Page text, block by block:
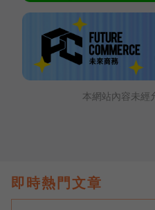
本網站內容未經
即時熱門文章